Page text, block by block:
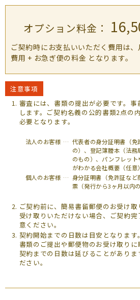
お申し込み
オプション料金：
ご契約時にお支払いいただく費用は
費用 + お急ぎ便の料金 となります。
注意事項
審査には、書類の提出が必要です。
します。ご契約名義の公的書類2点の
必要となります。
法人のお客様 … 代表者の身分証明書（免
の）、登記簿謄本（法
のもの）、パンフレッ
がわかる会社概要（任意）
個人のお客様 … 身分証明書（免許証な
票（発行から3ヶ月以内の
ご契約前に、簡易書留郵便のお受け
受け取りいただけない場合、ご契約
意ください。
契約開始までの日数は目安となります。
書類のご提出や郵便物のお受け取り
契約までの日数は延びることがありま
ださい。